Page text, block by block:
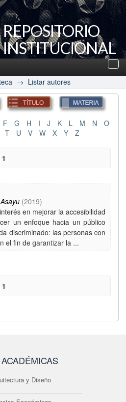
REPOSITORIO
INSTITUCIONAL
→ Listar autores
F G H I J K L M N
O
T U V W X Y Z
1
(2019)
en mejorar la accesibilidad
un enfoque hacia un público
discriminado: las personas con
el fin de garantizar la ...
1
y Diseño